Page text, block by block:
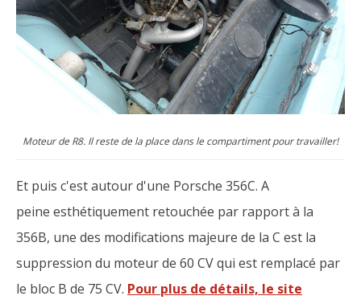
Moteur de R8. Il reste de la place dans le compartiment pour travailler!
Et puis c'est autour d'une Porsche 356C. A
peine esthétiquement retouchée par rapport à la
356B, une des modifications majeure de la C est la
suppression du moteur de 60 CV qui est remplacé par
le bloc B de 75 CV. Pour plus de détails, le site